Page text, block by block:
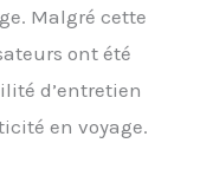
Malgré cette
ont été
d’entretien
en voyage.